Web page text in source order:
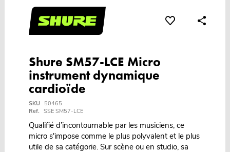
Shure SM57-LCE Micro
instrument dynamique
cardioïde
SKU
50465
Ref. SSE SM57-LCE
Qualifié d’incontournable par les musiciens, ce
micro s'impose comme le plus polyvalent et le plus
utile de sa catégorie. Sur scène ou en studio, sa